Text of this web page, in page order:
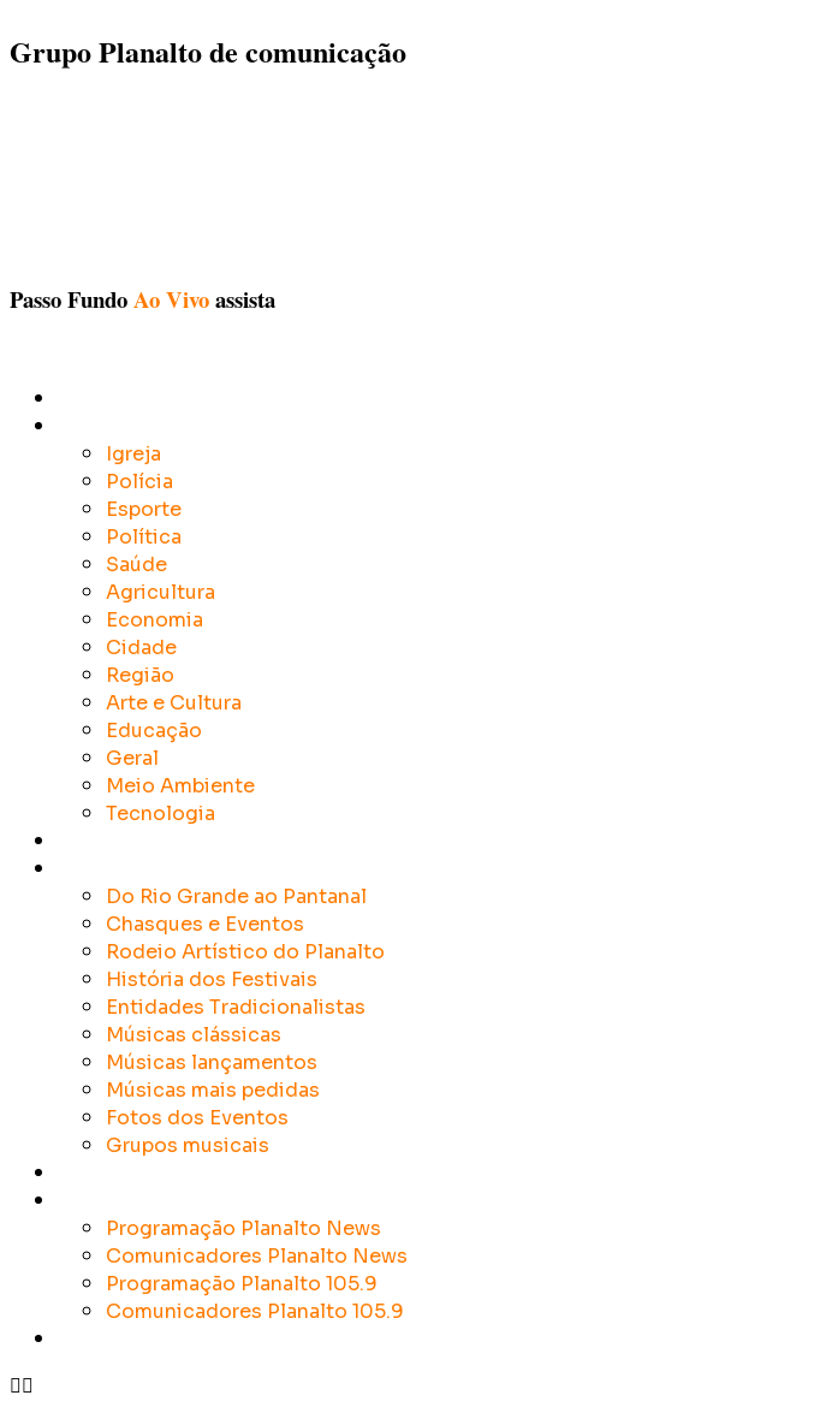
Grupo Planalto de comunicação
Passo FundoAo Vivoassista
Igreja
Polícia
Esporte
Política
Saúde
Agricultura
Economia
Cidade
Região
Arte e Cultura
Educação
Geral
Meio Ambiente
Tecnologia
Do Rio Grande ao Pantanal
Chasques e Eventos
Rodeio Artístico do Planalto
História dos Festivais
Entidades Tradicionalistas
Músicas clássicas
Músicas lançamentos
Músicas mais pedidas
Fotos dos Eventos
Grupos musicais
Programação Planalto News
Comunicadores Planalto News
Programação Planalto 105.9
Comunicadores Planalto 105.9